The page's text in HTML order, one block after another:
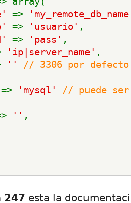
=>
=> 'usuario' ,
=> 'pass' ,
'ip|server_name' ,
'' // 3306 por
=> 'mysql' // puede ser
'' ,
247 esta la